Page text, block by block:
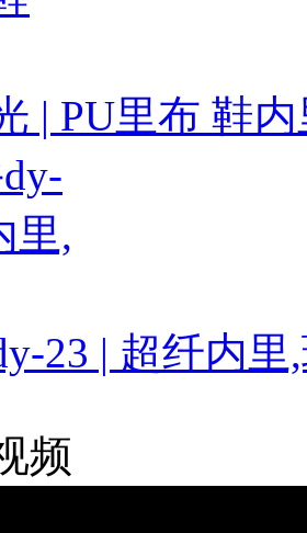
| PU里布 鞋
23 | 超纤内里
频